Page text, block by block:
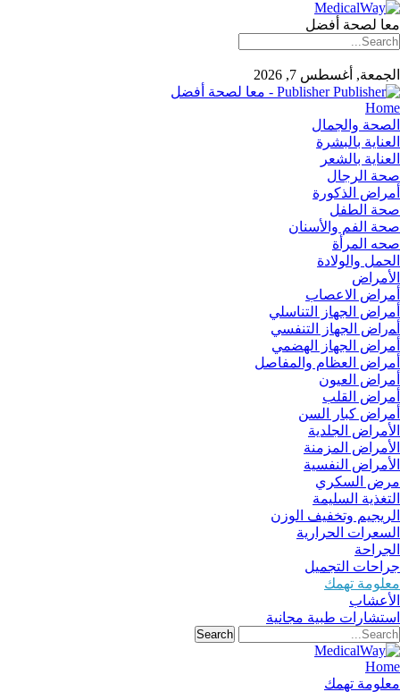
معا لصحة أفضل
الجمعة, أغسطس 7, 2026
Publisher - معا لصحة أفضل
Home
الصحة والجمال
العناية بالبشرة
العناية بالشعر
صحة الرجال
أمراض الذكورة
صحة الطفل
صحة الفم والأسنان
صحه المرأة
الحمل والولادة
الأمراض
أمراض الاعصاب
أمراض الجهاز التناسلي
أﻤراض اﻟﺠﻬﺎز اﻟﺘﻨﻔﺴﻲ
أمراض الجهاز الهضمي
أمراض العظام والمفاصل
أمراض العيون
أمراض القلب
أمراض كبار السن
الأمراض الجلدية
الأمراض المزمنة
الأمراض النفسية
مرض السكري
التغذية السليمة
الريجيم وتخفيف الوزن
السعرات الحرارية
الجراحة
جراحات التجميل
معلومة تهمك
الأعشاب
استشارات طبية مجانية
Home
معلومة تهمك